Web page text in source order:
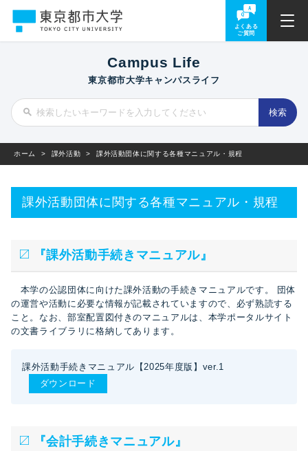
よくある
ご質問
Campus Life
東京都市大学キャンパスライフ
ホーム > 課外活動 > 課外活動団体に関する各種マニュアル・規程
課外活動団体に関する各種マニュアル・規程
『課外活動手続きマニュアル』
本学の公認団体に向けた課外活動の手続きマニュアルです。 団体
の運営や活動に必要な情報が記載されていますので、必ず熟読する
こと。なお、部室配置図付きのマニュアルは、本学ポータルサイト
の文書ライブラリに格納してあります。
課外活動手続きマニュアル【2025年度版】ver.1
ダウンロード
『会計手続きマニュアル』